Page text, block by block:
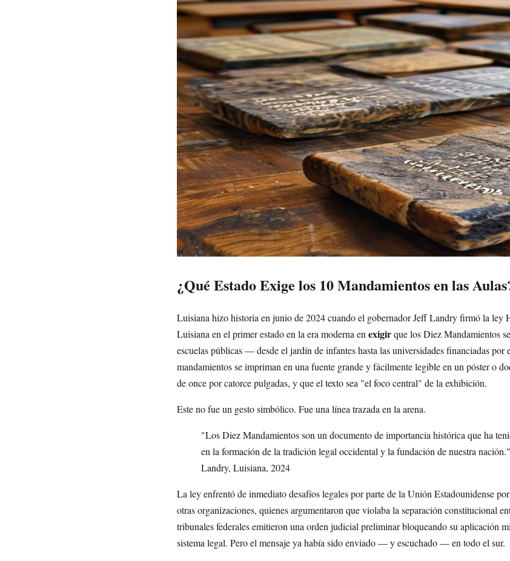
¿Qué Estado Exige los 10 Mandamientos en las
Luisiana hizo historia en junio de 2024 cuando el gobernador Jeff Landry firmó la ley
Luisiana en el primer estado en la era moderna en exigirque los Diez Mandamientos
escuelas públicas — desde el jardín de infantes hasta las universidades financiadas por
mandamientos se impriman en una fuente grande y fácilmente legible en un póster o
de once por catorce pulgadas, y que el texto sea "el foco central" de la exhibición.
Este no fue un gesto simbólico. Fue una línea trazada en la arena.
"Los Diez Mandamientos son un documento de importancia histórica que ha
en la formación de la tradición legal occidental y la fundación de nuestra
Landry, Luisiana, 2024
La ley enfrentó de inmediato desafíos legales por parte de la Unión Estadounidense
otras organizaciones, quienes argumentaron que violaba la separación constitucional
tribunales federales emitieron una orden judicial preliminar bloqueando su aplicación
sistema legal. Pero el mensaje ya había sido enviado — y escuchado — en todo el sur.